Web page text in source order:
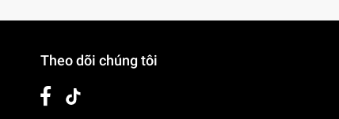
Theo dõi chúng tôi